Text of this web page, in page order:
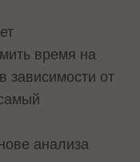
время на
зависимости от
анализа